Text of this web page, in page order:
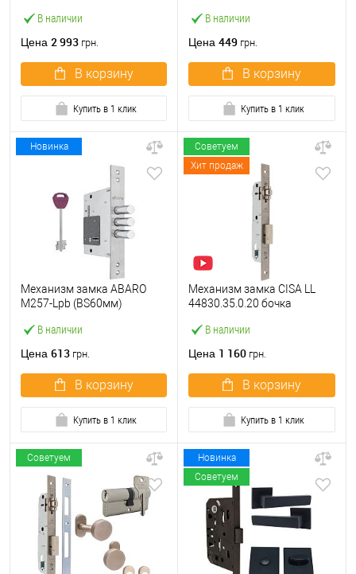
В наличии
цилиндром C2000 60 мм и
Цена 2 993 грн.
В корзину
Купить в 1 клик
В наличии
Цена 449 грн.
В корзину
Купить в 1 клик
Новинка
В наличии
Механизм замка ABARO
M257-Lpb (BS60мм)
тех.упаковки.без отв.
Цена 613 грн.
В корзину
Купить в 1 клик
Советуем
Хит продаж
В наличии
Механизм замка CISA LL
44830.35.0.20 бочка
нержавеющая сталь
Цена 1 160 грн.
В корзину
Купить в 1 клик
Советуем
Новинка
Советуем